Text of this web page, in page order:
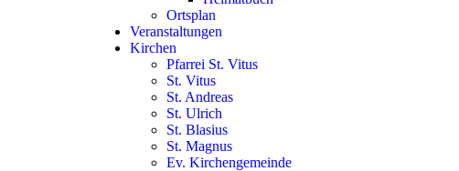
Ortsplan
Veranstaltungen
Kirchen
Pfarrei St. Vitus
St. Vitus
St. Andreas
St. Ulrich
St. Blasius
St. Magnus
Ev. Kirchengemeinde